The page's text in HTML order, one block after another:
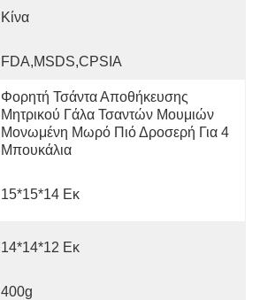
Κίνα
FDA,MSDS,CPSIA
Φορητή Τσάντα Αποθήκευσης
Μητρικού Γάλα Τσαντών Μουμιών
Μονωμένη Μωρό Πιό Δροσερή Για 4
Μπουκάλια
15*15*14 Εκ
14*14*12 Εκ
400g